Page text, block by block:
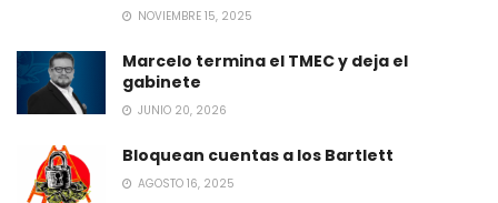
NOVIEMBRE 15, 2025
Marcelo termina el TMEC y deja el
gabinete
JUNIO 20, 2026
Bloquean cuentas a los Bartlett
AGOSTO 16, 2025